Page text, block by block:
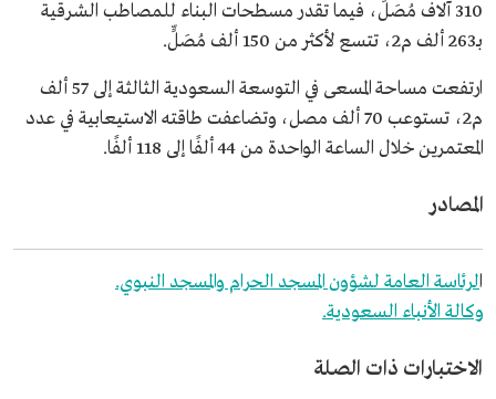
310 آلاف مُصَلٍّ، فيما تقدر مسطحات البناء للمصاطب الشرقية
بـ263 ألف م2، تتسع لأكثر من 150 ألف مُصَلٍّ.
ارتفعت مساحة المسعى في التوسعة السعودية الثالثة إلى 57 ألف
م2، تستوعب 70 ألف مصل، وتضاعفت طاقته الاستيعابية في عدد
المعتمرين خلال الساعة الواحدة من 44 ألفًا إلى 118 ألفًا.
المصادر
الرئاسة العامة لشؤون المسجد الحرام والمسجد النبوي.
وكالة الأنباء السعودية.
الاختبارات ذات الصلة